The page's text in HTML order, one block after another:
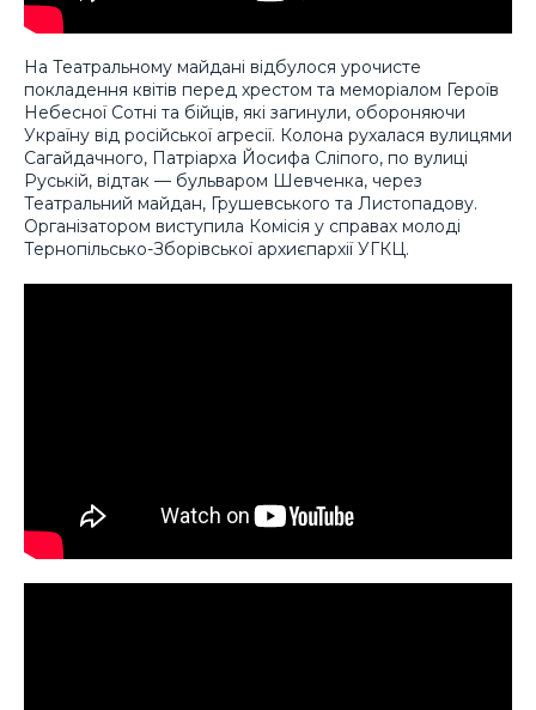
На Театральному майдані відбулося урочисте
покладення квітів перед хрестом та меморіалом Героїв
Небесної Сотні та бійців, які загинули, обороняючи
Україну від російської агресії. Колона рухалася вулицями
Сагайдачного, Патріарха Йосифа Сліпого, по вулиці
Руській, відтак — бульваром Шевченка, через
Театральний майдан, Грушевського та Листопадову.
Організатором виступила Комісія у справах молоді
Тернопільсько-Зборівської архиєпархії УГКЦ.